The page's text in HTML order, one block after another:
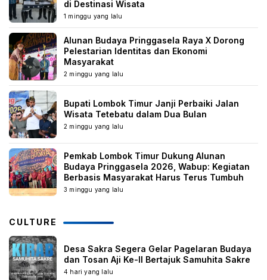
di Destinasi Wisata
1 minggu yang lalu
Alunan Budaya Pringgasela Raya X Dorong
Pelestarian Identitas dan Ekonomi
Masyarakat
2 minggu yang lalu
Bupati Lombok Timur Janji Perbaiki Jalan
Wisata Tetebatu dalam Dua Bulan
2 minggu yang lalu
Pemkab Lombok Timur Dukung Alunan
Budaya Pringgasela 2026, Wabup: Kegiatan
Berbasis Masyarakat Harus Terus Tumbuh
3 minggu yang lalu
CULTURE
Desa Sakra Segera Gelar Pagelaran Budaya
dan Tosan Aji Ke-II Bertajuk Samuhita Sakre
4 hari yang lalu